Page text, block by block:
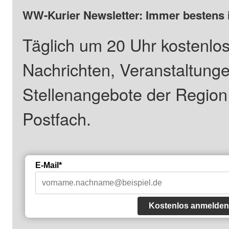
WW-Kurier Newsletter: Immer
Täglich um 20 Uhr
Nachrichten,
Stellenangebote der
Postfach.
E-Mail*
Kostenlos anmelden